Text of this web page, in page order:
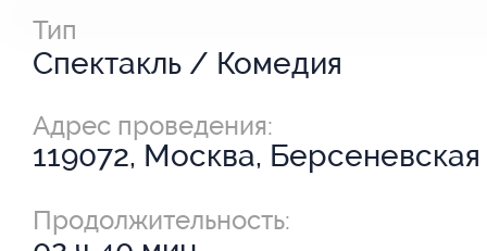
Тип
Спектакль / Комедия
Адрес проведения:
119072, Москва,
Продолжительность: